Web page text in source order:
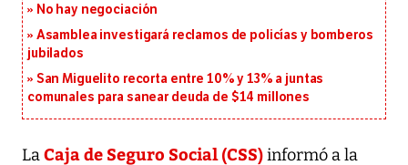
No hay negociación
Asamblea investigará reclamos de policías y bomberos
jubilados
San Miguelito recorta entre 10% y 13% a juntas
comunales para sanear deuda de $14 millones
LaCaja de Seguro Social (CSS)informó a la